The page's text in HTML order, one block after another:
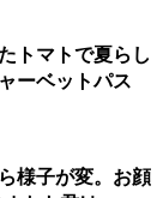
トマトで夏らし
ーベットパス
様子が変。お顔